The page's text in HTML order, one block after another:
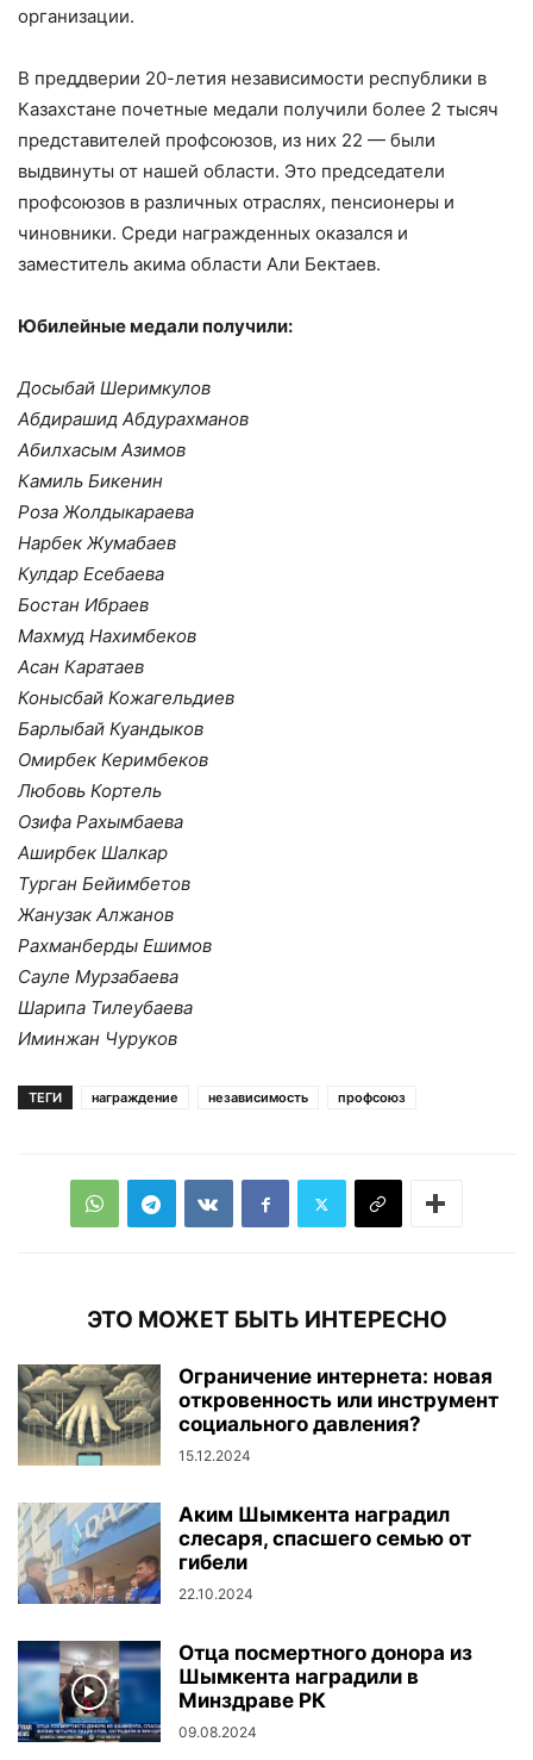
организации.
В преддверии 20-летия независимости республики в
Казахстане почетные медали получили более 2 тысяч
представителей профсоюзов, из них 22 — были
выдвинуты от нашей области. Это председатели
профсоюзов в различных отраслях, пенсионеры и
чиновники. Среди награжденных оказался и
заместитель акима области Али Бектаев.
Юбилейные медали получили:
Досыбай Шеримкулов
Абдирашид Абдурахманов
Абилхасым Азимов
Камиль Бикенин
Роза Жолдыкараева
Нарбек Жумабаев
Кулдар Есебаева
Бостан Ибраев
Махмуд Нахимбеков
Асан Каратаев
Конысбай Кожагельдиев
Барлыбай Куандыков
Омирбек Керимбеков
Любовь Кортель
Озифа Рахымбаева
Аширбек Шалкар
Турган Бейимбетов
Жанузак Алжанов
Рахманберды Ешимов
Сауле Мурзабаева
Шарипа Тилеубаева
Иминжан Чуруков
ТЕГИ награждение независимость профсоюз
ЭТО МОЖЕТ БЫТЬ ИНТЕРЕСНО
Ограничение интернета: новая
откровенность или инструмент
социального давления?
15.12.2024
Аким Шымкента наградил
слесаря, спасшего семью от
гибели
22.10.2024
Отца посмертного донора из
Шымкента наградили в
Минздраве РК
09.08.2024